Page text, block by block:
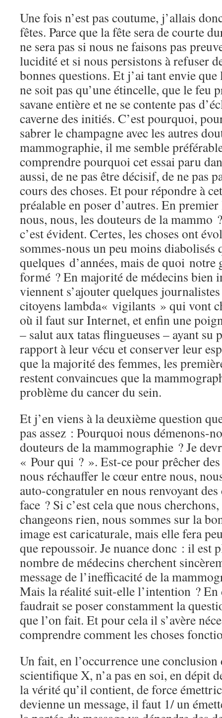
Une fois n’est pas coutume, j’allais
fêtes. Parce que la fête sera de courte
ne sera pas si nous ne faisons pas
lucidité et si nous persistons à refuser
bonnes questions. Et j’ai tant envie
ne soit pas qu’une étincelle, que le feu
savane entière et ne se contente pas
caverne des initiés. C’est pourquoi,
sabrer le champagne avec les autres
mammographie, il me semble
comprendre pourquoi cet essai paru
aussi, de ne pas être décisif, de ne pas
cours des choses. Et pour répondre à
préalable en poser d’autres. En
nous, nous, les douteurs de la mammo
c’est évident. Certes, les choses ont
sommes-nous un peu moins diabolisés
quelques d’années, mais de quoi
formé ? En majorité de médecins bien
viennent s’ajouter quelques
citoyens lambda« vigilants » qui vont
où il faut sur Internet, et enfin une
– salut aux tatas flingueuses – ayant su
rapport à leur vécu et conserver leur
que la majorité des femmes, les
restent convaincues que la
problème du cancer du sein.
Et j’en viens à la deuxième question
pas assez : Pourquoi nous démenons-
douteurs de la mammographie ? Je
« Pour qui ? ». Est-ce pour prêcher
nous réchauffer le cœur entre nous,
auto-congratuler en nous renvoyant
face ? Si c’est cela que nous
changeons rien, nous sommes sur la
image est caricaturale, mais elle fera
que repoussoir. Je nuance donc : il est
nombre de médecins cherchent
message de l’inefficacité de la
Mais la réalité suit-elle l’intention ? En
faudrait se poser constamment la
que l’on fait. Et pour cela il s’avère
comprendre comment les choses
Un fait, en l’occurrence une conclusion
scientifique X, n’a pas en soi, en dépit
la vérité qu’il contient, de force
devienne un message, il faut 1/ un